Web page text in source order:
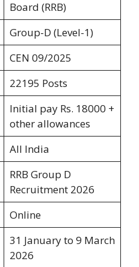
Board (RRB)
Group-D (Level-1)
CEN 09/2025
22195 Posts
Initial pay Rs. 18000 +
other allowances
All India
RRB Group D
Recruitment 2026
Online
31 January to 9 March
2026